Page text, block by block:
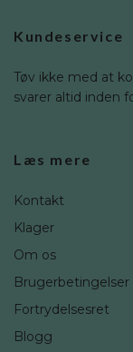
Kundeservice
Tøv ikke med at
svarer altid inden
Læs mere
Kontakt
Klager
Om os
Brugerbetingelser
Fortrydelsesret
Blogg